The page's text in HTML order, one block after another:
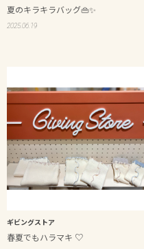
夏のキラキラバッグ👜✨
2025.06.19
ギビングストア
春夏でもハラマキ ♡